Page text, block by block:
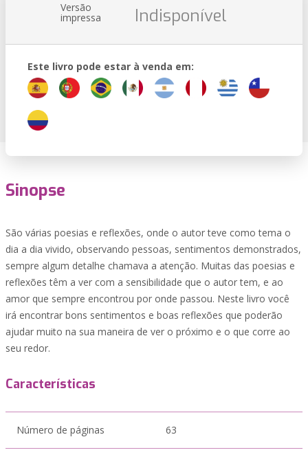
Versão
impressa Indisponível
Este livro pode estar à venda em:
Sinopse
São várias poesias e reflexões, onde o autor teve como tema o
dia a dia vivido, observando pessoas, sentimentos demonstrados,
sempre algum detalhe chamava a atenção. Muitas das poesias e
reflexões têm a ver com a sensibilidade que o autor tem, e ao
amor que sempre encontrou por onde passou. Neste livro você
irá encontrar bons sentimentos e boas reflexões que poderão
ajudar muito na sua maneira de ver o próximo e o que corre ao
seu redor.
Características
Número de páginas 63